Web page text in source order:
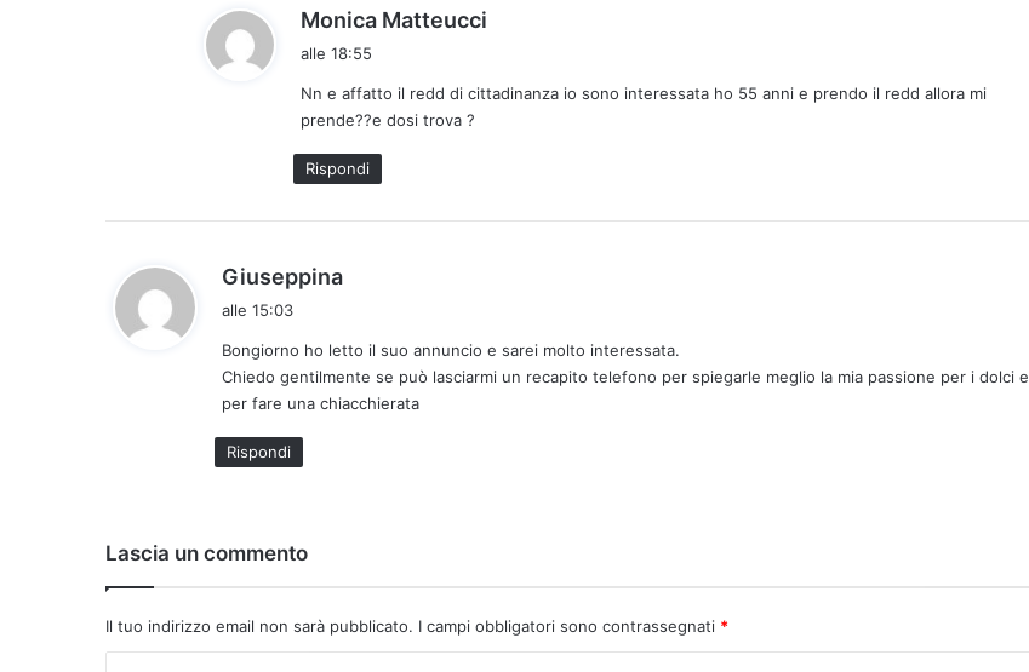
Monica Matteucci
e
alle 18:55
Nn e affatto il redd di cittadinanza io sono interessata ho 55 anni e prendo il redd allora mi
prende??e dosi trova ?
Rispondi
Giuseppina
e
t
t
alle 15:03
Bongiorno ho letto il suo annuncio e sarei molto interessata.
Chiedo gentilmente se può lasciarmi un recapito telefono per spiegarle meglio la mia passione per i dolci e
per fare una chiacchierata
Rispondi
Lascia un commento
Il tuo indirizzo email non sarà pubblicato. I campi obbligatori sono contrassegnati *